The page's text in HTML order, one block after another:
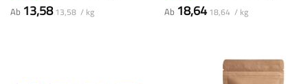
Ab 13,58 13,58 / kg Ab 18,64 18,64 / kg